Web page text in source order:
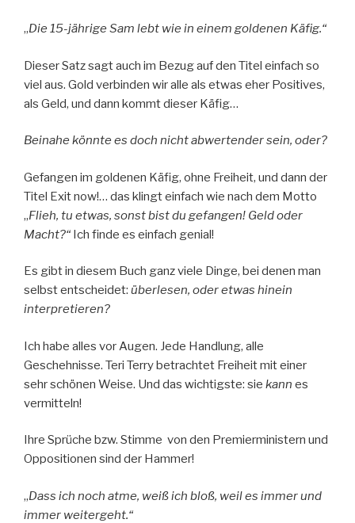
„Die 15-jährige Sam lebt wie in einem goldenen Käfig.“
Dieser Satz sagt auch im Bezug auf den Titel einfach so
viel aus. Gold verbinden wir alle als etwas eher Positives,
als Geld, und dann kommt dieser Käfig…
Beinahe könnte es doch nicht abwertender sein, oder?
Gefangen im goldenen Käfig, ohne Freiheit, und dann der
Titel Exit now!… das klingt einfach wie nach dem Motto
„Flieh, tu etwas, sonst bist du gefangen! Geld oder
Macht?“ Ich finde es einfach genial!
Es gibt in diesem Buch ganz viele Dinge, bei denen man
selbst entscheidet: überlesen, oder etwas hinein
interpretieren?
Ich habe alles vor Augen. Jede Handlung, alle
Geschehnisse. Teri Terry betrachtet Freiheit mit einer
sehr schönen Weise. Und das wichtigste: sie kann es
vermitteln!
Ihre Sprüche bzw. Stimme von den Premierministern und
Oppositionen sind der Hammer!
„Dass ich noch atme, weiß ich bloß, weil es immer und
immer weitergeht.“